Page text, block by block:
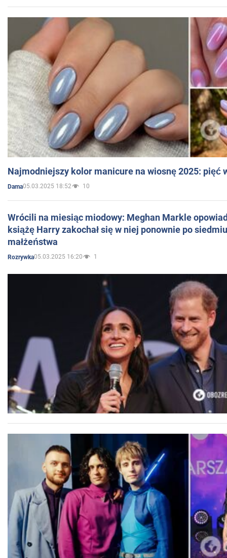
Najmodniejszy kolor manicure na wiosnę 2025: pięć
Dama05.03.2025 18:52 10
Wrócili na miesiąc miodowy: Meghan Markle
książę Harry zakochał się w niej ponownie po
małżeństwa
Rozrywka05.03.2025 16:20 1